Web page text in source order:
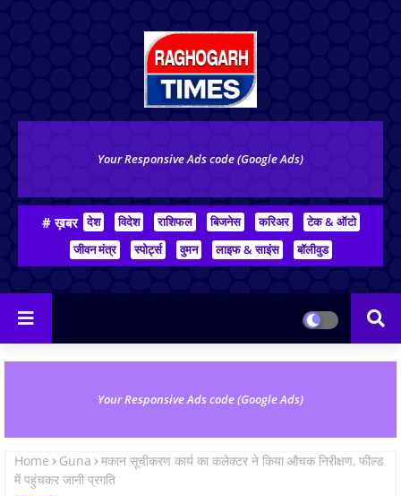
Your Responsive Ads code (Google Ads)
# ख़बर देश विदेश राशिफल बिजनेस करिअर
टेक & ऑटो
जीवन मंत्र
स्पोर्ट्स वुमन लाइफ & साइंस बॉलीवुड
Your Responsive Ads code (Google Ads)
Home Guna
मकान सूचीकरण कार्य का कलेक्टर ने किया औचक निरीक्षण, फील्ड
में पहुंचकर जानी प्रगति